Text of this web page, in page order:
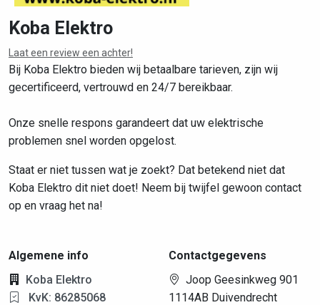
Koba Elektro
Laat een review een achter!
Bij Koba Elektro bieden wij betaalbare tarieven, zijn wij
gecertificeerd, vertrouwd en 24/7 bereikbaar.
Onze snelle respons garandeert dat uw elektrische
problemen snel worden opgelost.
Staat er niet tussen wat je zoekt? Dat betekend niet dat
Koba Elektro dit niet doet! Neem bij twijfel gewoon contact
op en vraag het na!
Algemene info
Koba Elektro
KvK: 86285068
Contactgegevens
Joop Geesinkweg 901
1114AB Duivendrecht